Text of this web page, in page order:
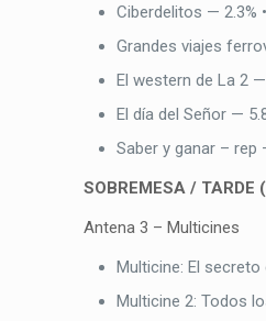
Ciberdelitos — 2.3%
Grandes viajes
El western de La 2 —
El día del Señor —
Saber y ganar – rep
SOBREMESA /
Antena 3 – Multicines
Multicine: El secreto
Multicine 2: Todos